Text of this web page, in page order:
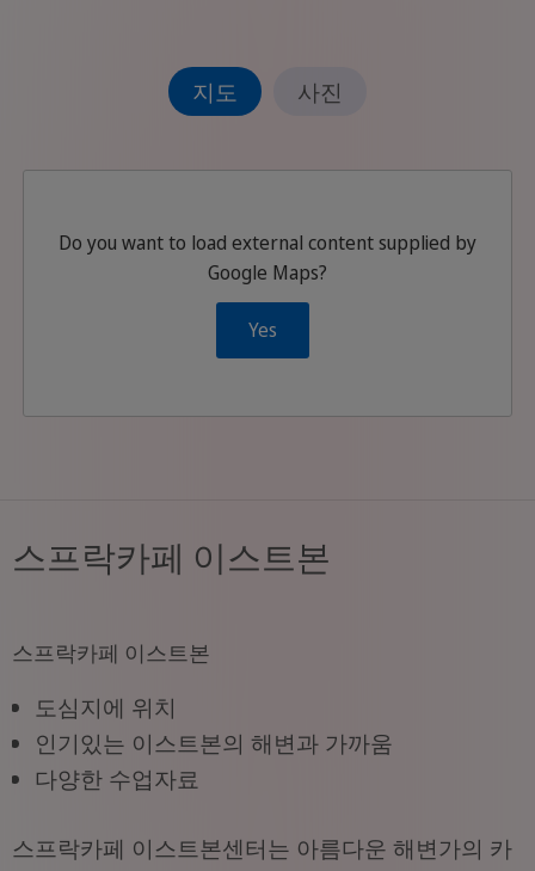
지도 사진
Do you want to load external content supplied by
Google Maps?
Yes
스프락카페 이스트본
스프락카페 이스트본
도심지에 위치
인기있는 이스트본의 해변과 가까움
다양한 수업자료
스프락카페 이스트본센터는 아름다운 해변가의 카